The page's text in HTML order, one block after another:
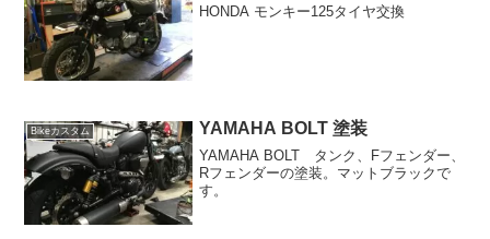
HONDA モンキー125タイヤ交換
Bikeカスタム YAMAHA BOLT 塗装
YAMAHA BOLT タンク、Fフェンダー、
Rフェンダーの塗装。マットブラックで
す。